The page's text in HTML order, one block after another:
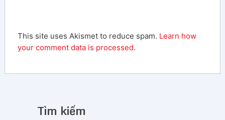
This site uses Akismet to reduce spam. Learn how
your comment data is processed.
Tìm kiếm